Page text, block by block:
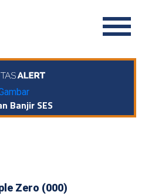
Banjir SES
Zero (000)